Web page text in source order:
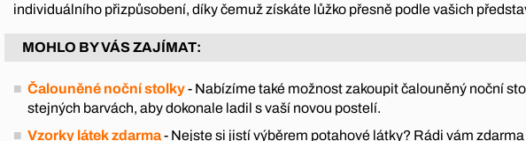
individuálního přizpůsobení, díky čemuž získáte lůžko přesně podle vašich
MOHLO BY VÁS ZAJÍMAT:
Čalouněné noční stolky- Nabízíme také možnost zakoupit čalouněný noční
stejných barvách, aby dokonale ladil s vaší novou postelí.
Vzorky látek zdarma- Nejste si jistí výběrem potahové látky? Rádi vám